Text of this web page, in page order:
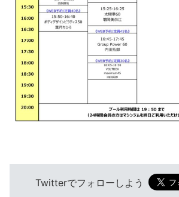
Twitterでフォローしよう